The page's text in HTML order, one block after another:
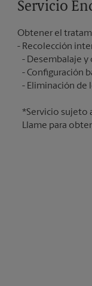
Servicio
Obtener el
Recolección
Desembalaje y
Configuración
*Servicio sujeto
Llame para